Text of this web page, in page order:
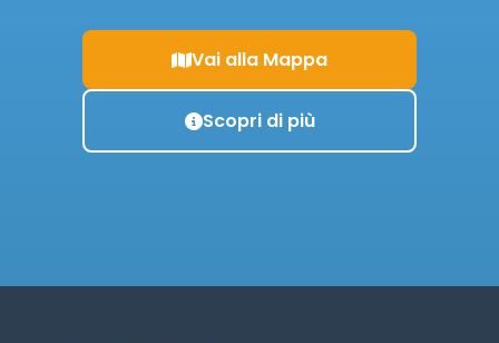
Vai alla Mappa
Scopri di più